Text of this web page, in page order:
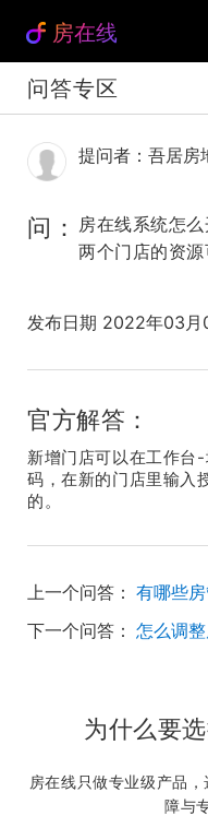
房在线
问答专区
提问者：吾居房
问：
房在线系统怎
两个门店的资源
发布日期 2022年03月
官方解答：
新增门店可以在工作台
码，在新的门店里输入
的。
上一个问答：
下一个问答：
为什么要
房在线只做专业级产品
障与